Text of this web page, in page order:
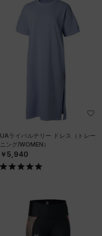
UAライバルテリー ドレス（トレー
ニング/WOMEN）
￥5,940